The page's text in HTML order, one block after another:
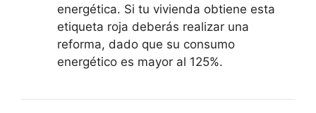
energética. Si tu vivienda obtiene esta
etiqueta roja deberás realizar una
reforma, dado que su consumo
energético es mayor al 125%.